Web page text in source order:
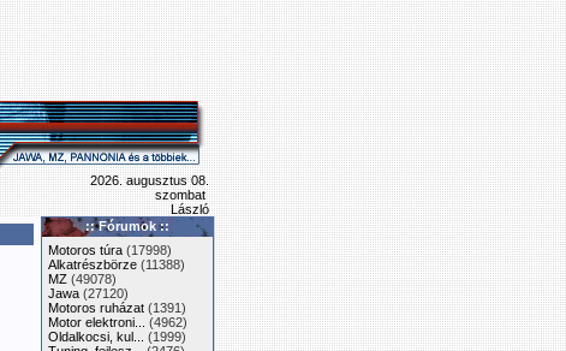
2026. augusztus 08.
szombat
László
:: Fórumok ::
Motoros túra (17998)
Alkatrészbörze (11388)
MZ (49078)
Jawa (27120)
Motoros ruházat (1391)
Motor elektroni...
(4962)
Oldalkocsi, kul...
(1999)